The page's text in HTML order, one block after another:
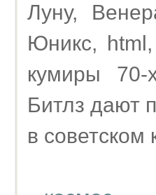
Луну,
Юникс, html,
кумиры 70-
Битлз дают
в советском